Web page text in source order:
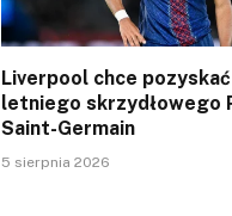
Liverpool chce
letniego skrzydłowego
Saint-Germain
5 sierpnia 2026